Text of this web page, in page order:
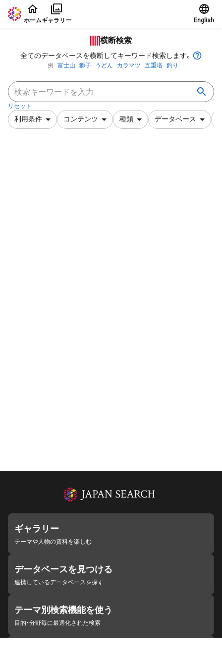
本文に飛ぶ
ホームギャラリー English
横断検索
全てのデータベースを横断してキーワード検索します。
例 富士山 獅子 うどん カラマツ 五重塔 釣り
リセット
利用条件 コンテンツ 種類 データベース
ギャラリー
テーマや人物の資料を楽しむ
データベースを見つける
連携しているデータベースを探す
テーマ別検索機能を使う
目的・分野毎に最適化された検索